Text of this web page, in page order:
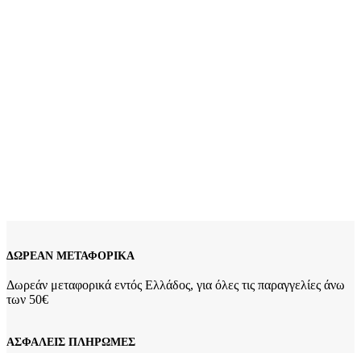
ΔΩΡΕΑΝ ΜΕΤΑΦΟΡΙΚΑ
Δωρεάν μεταφορικά εντός Ελλάδος, για όλες τις παραγγελίες άνω
των 50€
ΑΣΦΑΛΕΙΣ ΠΛΗΡΩΜΕΣ